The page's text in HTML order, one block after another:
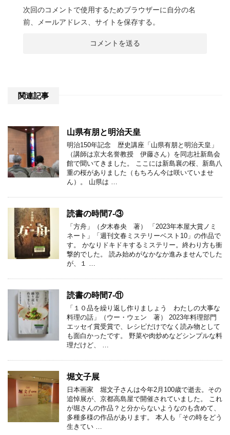
次回のコメントで使用するためブラウザーに自分の名
前、メールアドレス、サイトを保存する。
関連記事
山県有朋と明治天皇
明治150年記念 歴史講座「山県有朋と明治天皇」
（講師は京大名誉教授 伊藤さん）を同志社新島会
館で聞いてきました。 ここには新島襄の桜、新島八
重の桜がありました（もちろん今は咲いていませ
ん）。 山県は …
読書の時間7-③
「方舟」（夕木春央 著） 「2023年本屋大賞ノミ
ネート」「週刊文春ミステリーベスト10」の作品で
す。 かなりドキドキするミステリー。終わり方も衝
撃的でした。 読み始めがなかなか進みませんでした
が、１ …
読書の時間7-⑪
「１０品を繰り返し作りましょう わたしの大事な
料理の話」（ウー・ウェン 著） 2023年料理部門
エッセイ賞受賞で、レシピだけでなく読み物として
も面白かったです。 野菜や肉炒めなどシンプルな料
理だけど、 …
堀文子展
日本画家 堀文子さんは今年2月100歳で逝去。その
追悼展が、京都高島屋で開催されていました。 これ
が堀さんの作品？と分からないようなのも含めて、
多種多様の作品があります。 本人も「その時をどう
生きてい …